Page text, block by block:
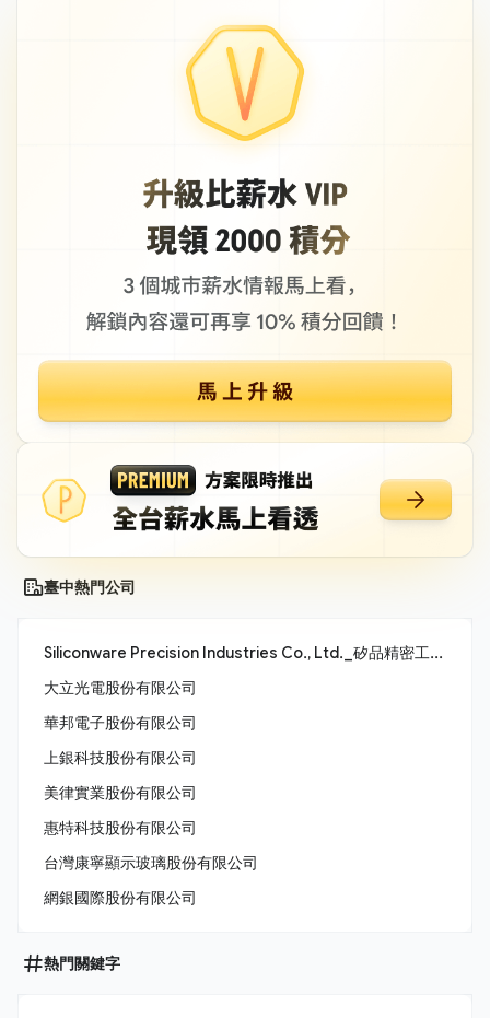
臺中熱門公司
Siliconware Precision Industries Co., Ltd._矽品精密工業股份有限公司
大立光電股份有限公司
華邦電子股份有限公司
上銀科技股份有限公司
美律實業股份有限公司
惠特科技股份有限公司
台灣康寧顯示玻璃股份有限公司
網銀國際股份有限公司
熱門關鍵字